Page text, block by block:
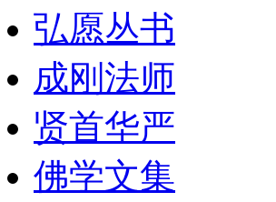
弘愿丛书
成刚法师
贤首华严
佛学文集